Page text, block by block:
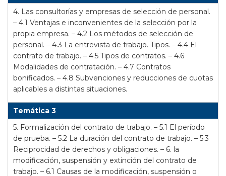
4. Las consultorías y empresas de selección de personal.
– 4.1 Ventajas e inconvenientes de la selección por la
propia empresa. – 4.2 Los métodos de selección de
personal. – 4.3 La entrevista de trabajo. Tipos. – 4.4 El
contrato de trabajo. – 4.5 Tipos de contratos. – 4.6
Modalidades de contratación. – 4.7 Contratos
bonificados. – 4.8 Subvenciones y reducciones de cuotas
aplicables a distintas situaciones.
Temática 3
5. Formalización del contrato de trabajo. – 5.1 El período
de prueba. – 5.2 La duración del contrato de trabajo. – 5.3
Reciprocidad de derechos y obligaciones. – 6. la
modificación, suspensión y extinción del contrato de
trabajo. – 6.1 Causas de la modificación, suspensión o